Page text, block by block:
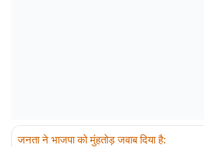
जनता ने भाजपा को मुंहतोड़ जवाब दिया है: